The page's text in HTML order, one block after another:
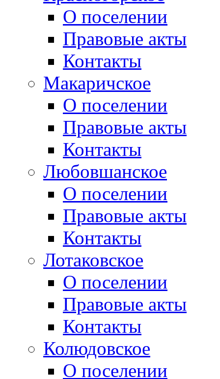
О поселении
Правовые акты
Контакты
Макаричское
О поселении
Правовые акты
Контакты
Любовшанское
О поселении
Правовые акты
Контакты
Лотаковское
О поселении
Правовые акты
Контакты
Колюдовское
О поселении